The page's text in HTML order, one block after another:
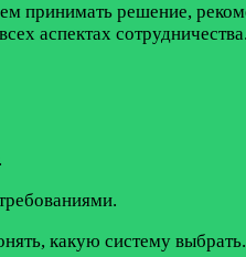
принимать решение,
аспектах сотрудничества.
какую систему выбрать.